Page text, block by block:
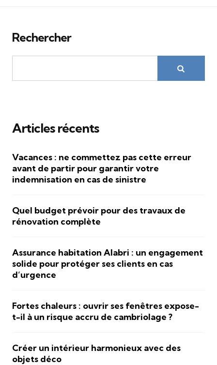
Rechercher
Articles récents
Vacances : ne commettez pas cette erreur
avant de partir pour garantir votre
indemnisation en cas de sinistre
Quel budget prévoir pour des travaux de
rénovation complète
Assurance habitation Alabri : un engagement
solide pour protéger ses clients en cas
d’urgence
Fortes chaleurs : ouvrir ses fenêtres expose-
t-il à un risque accru de cambriolage ?
Créer un intérieur harmonieux avec des
objets déco